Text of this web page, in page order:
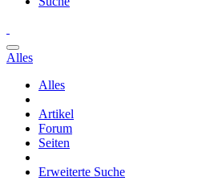
Alles
Alles
Artikel
Forum
Seiten
Erweiterte Suche